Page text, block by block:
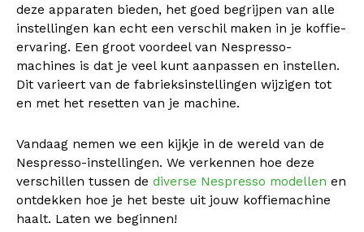
deze apparaten bieden, het goed begrijpen van alle
instellingen kan echt een verschil maken in je koffie-
ervaring. Een groot voordeel van Nespresso-
machines is dat je veel kunt aanpassen en instellen.
Dit varieert van de fabrieksinstellingen wijzigen tot
en met het resetten van je machine.
Vandaag nemen we een kijkje in de wereld van de
Nespresso-instellingen. We verkennen hoe deze
verschillen tussen de diverse Nespresso modellen en
ontdekken hoe je het beste uit jouw koffiemachine
haalt. Laten we beginnen!